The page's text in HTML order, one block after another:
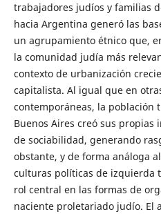
trabajadores judíos y familias
hacia Argentina generó las
un agrupamiento étnico que,
la comunidad judía más
contexto de urbanización
capitalista. Al igual que en
contemporáneas, la población
Buenos Aires creó sus propias
de sociabilidad, generando
obstante, y de forma análoga
culturas políticas de izquierda
rol central en las formas de
naciente proletariado judío. El